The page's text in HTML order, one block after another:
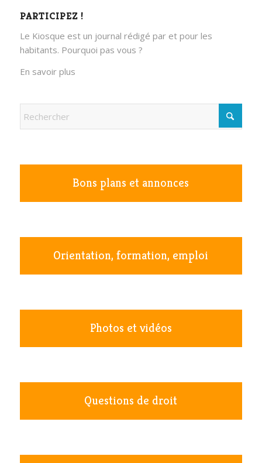
PARTICIPEZ !
Le Kiosque est un journal rédigé par et pour les
habitants. Pourquoi pas vous ?
En savoir plus
Bons plans et annonces
Orientation, formation, emploi
Photos et vidéos
Questions de droit